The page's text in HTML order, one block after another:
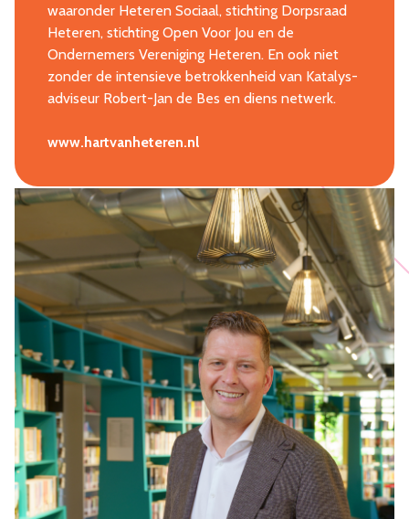
waaronder Heteren Sociaal, stichting Dorpsraad
Heteren, stichting Open Voor Jou en de
Ondernemers Vereniging Heteren. En ook niet
zonder de intensieve betrokkenheid van Katalys-
adviseur Robert-Jan de Bes en diens netwerk.
www.hartvanheteren.nl